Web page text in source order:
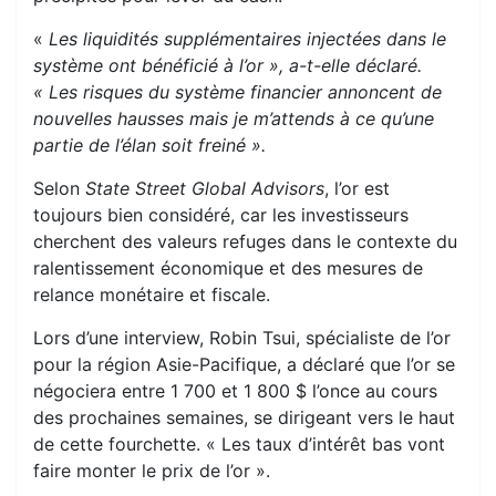
« Les liquidités supplémentaires injectées dans le
système ont bénéficié à l’or », a-t-elle déclaré.
« Les risques du système financier annoncent de
nouvelles hausses mais je m’attends à ce qu’une
partie de l’élan soit freiné ».
Selon State Street Global Advisors, l’or est
toujours bien considéré, car les investisseurs
cherchent des valeurs refuges dans le contexte du
ralentissement économique et des mesures de
relance monétaire et fiscale.
Lors d’une interview, Robin Tsui, spécialiste de l’or
pour la région Asie-Pacifique, a déclaré que l’or se
négociera entre 1 700 et 1 800 $ l’once au cours
des prochaines semaines, se dirigeant vers le haut
de cette fourchette. « Les taux d’intérêt bas vont
faire monter le prix de l’or ».